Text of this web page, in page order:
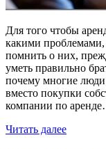
Для того чтобы
какими проблемами,
помнить о них,
уметь правильно
почему многие люди
вместо покупки
компании по
Читать далее